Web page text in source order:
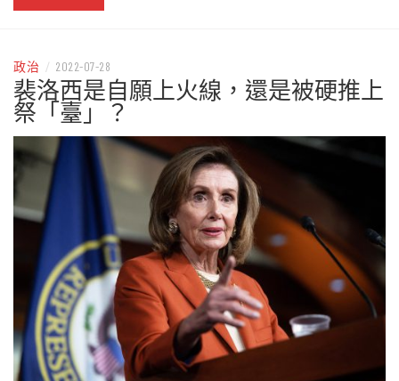
政治 / 2022-07-28
裴洛西是自願上火線，還是被硬推上
祭「臺」？